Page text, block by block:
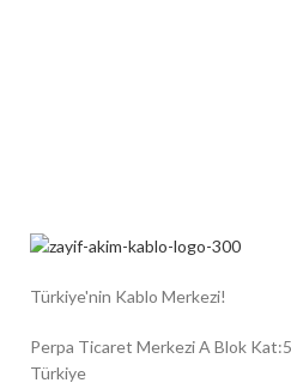
Türkiye'nin Kablo Merkezi!
Perpa Ticaret Merkezi A Blok
Türkiye